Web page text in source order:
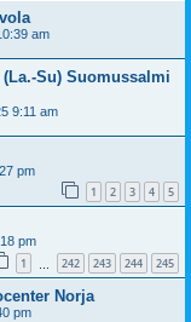
am
(La.-Su) Suomussalmi
9:11 am
pm
1 2 3 4 5
pm
1 242 243 244 245
Norja
pm